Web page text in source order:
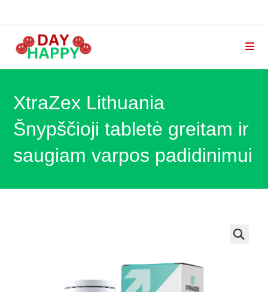
XtraZex Lithuania
Šnypščioji tabletė greitam ir
saugiam varpos padidinimui